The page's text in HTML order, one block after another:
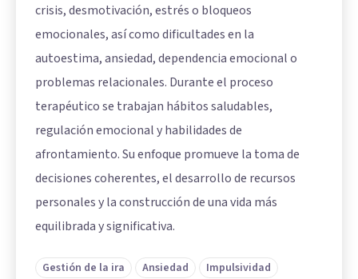
crisis, desmotivación, estrés o bloqueos
emocionales, así como dificultades en la
autoestima, ansiedad, dependencia emocional o
problemas relacionales. Durante el proceso
terapéutico se trabajan hábitos saludables,
regulación emocional y habilidades de
afrontamiento. Su enfoque promueve la toma de
decisiones coherentes, el desarrollo de recursos
personales y la construcción de una vida más
equilibrada y significativa.
Gestión de la ira Ansiedad
Impulsividad